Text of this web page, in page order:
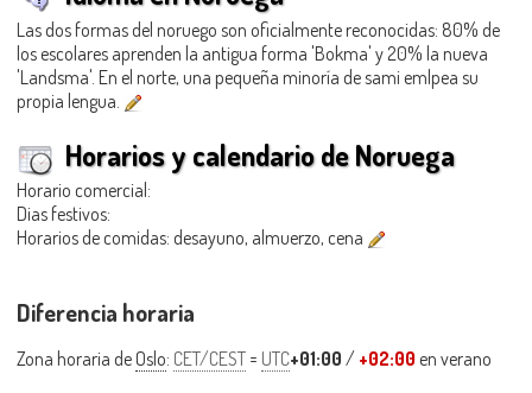
Las dos formas del noruego son oficialmente reconocidas: 80% de
los escolares aprenden la antigua forma 'Bokma' y 20% la nueva
'Landsma'. En el norte, una pequeña minoría de sami emlpea su
propia lengua.
Horarios y calendario de Noruega
Horario comercial:
Dias festivos:
Horarios de comidas: desayuno, almuerzo, cena
Diferencia horaria
Zona horaria de Oslo: CET/CEST = UTC+01:00 / +02:00 en verano